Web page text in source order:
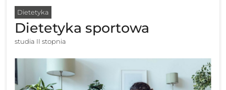
Dietetyka
Dietetyka sportowa
studia II stopnia